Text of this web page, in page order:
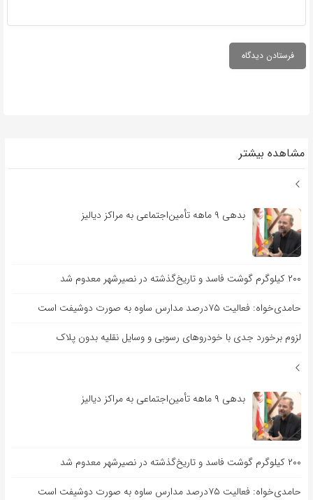
مشاهده بیشتر
بدهی ۹ ماهه تأمین‌اجتماعی به مراکز دیالیز
۲۰۰ کیلوگرم گوشت فاسد و تاریخ‌گذشته در نصیرشهر معدوم شد
حامدی‌خواه: فعالیت ۷۵درصد مدارس ساوه به صورت دوشیفت است
لزوم برخورد جدی با خودروهای رسوبی و وسایل نقلیه بدون پلاک
بدهی ۹ ماهه تأمین‌اجتماعی به مراکز دیالیز
۲۰۰ کیلوگرم گوشت فاسد و تاریخ‌گذشته در نصیرشهر معدوم شد
حامدی‌خواه: فعالیت ۷۵درصد مدارس ساوه به صورت دوشیفت است